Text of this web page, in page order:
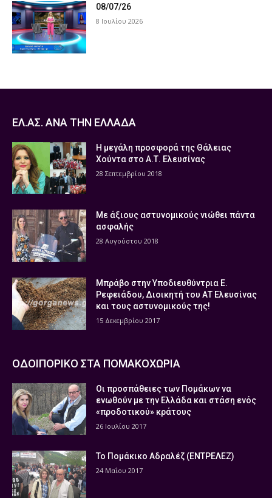
08/07/26
8 Ιουλίου 2026
ΕΛ.ΑΣ. ΑΝΑ ΤΗΝ ΕΛΛΑΔΑ
Η μεγάλη προσφορά της Θάλειας
Χούντα στο Α.Τ. Ελευσίνας
28 Σεπτεμβρίου 2018
Με άξιους αστυνομικούς νιώθει πάντα
ασφαλής
28 Αυγούστου 2018
Μπράβο στην Υποδιευθύντρια Ε.
Ρεφειάδου, Διοικητή του ΑΤ Ελευσίνας
και τους αστυνομικούς της!
15 Δεκεμβρίου 2017
ΟΔΟΙΠΟΡΙΚΟ ΣΤΑ ΠΟΜΑΚΟΧΩΡΙΑ
Οι προσπάθειες των Πομάκων να
ενωθούν με την Ελλάδα και στάση ενός
«προδοτικού» κράτους
26 Ιουλίου 2017
Το Πομάκικο Αδραλέζ (ΕΝΤΡΕΛΕΖ)
24 Μαΐου 2017